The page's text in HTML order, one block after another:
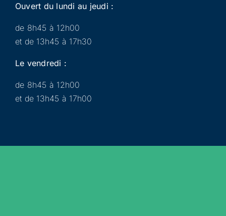
Ouvert du lundi au jeudi :
de 8h45 à 12h00
et de 13h45 à 17h30
Le vendredi :
de 8h45 à 12h00
et de 13h45 à 17h00